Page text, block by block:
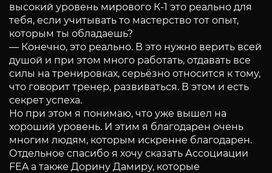
высокий уровень мирового К-1 это реально для
тебя, если учитывать то мастерство тот опыт,
которым ты обладаешь?
— Конечно, это реально. В это нужно верить всей
душой и при этом много работать, отдавать все
силы на тренировках, серьёзно относится к тому,
что говорит тренер, развиваться. В этом и есть
секрет успеха.
Но при этом я понимаю, что уже вышел на
хороший уровень. И этим я благодарен очень
многим людям, которым искренне благодарен.
Отдельное спасибо я хочу сказать Ассоциации
FEA а также Дорину Дамиру, которые